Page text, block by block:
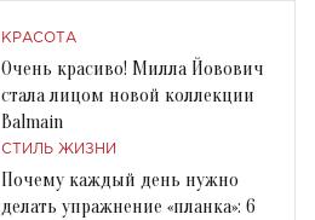
КРАСОТА
Очень красиво! Милла Йовович
стала лицом новой коллекции
Balmain
СТИЛЬ ЖИЗНИ
Почему каждый день нужно
делать упражнение «планка»: 6